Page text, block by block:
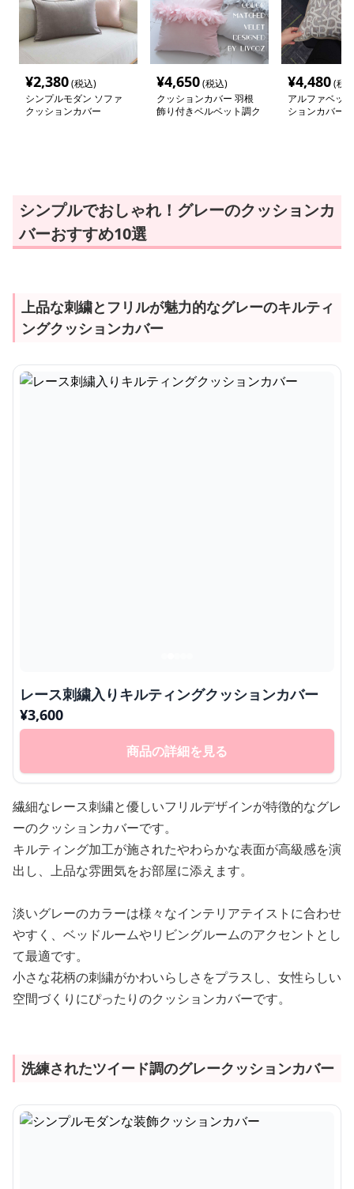
¥2,380(税込)
シンプルモダン ソファ
クッションカバー
¥4,650(税込)
クッションカバー 羽根
飾り付きベルベット調ク
¥4,480(税
アルファベッ
ションカバー
シンプルでおしゃれ！グレーのクッションカ
バーおすすめ10選
上品な刺繍とフリルが魅力的なグレーのキルティ
ングクッションカバー
レース刺繍入りキルティングクッションカバー
¥3,600
商品の詳細を見る
繊細なレース刺繍と優しいフリルデザインが特徴的なグレ
ーのクッションカバーです。
キルティング加工が施されたやわらかな表面が高級感を演
出し、上品な雰囲気をお部屋に添えます。
淡いグレーのカラーは様々なインテリアテイストに合わせ
やすく、ベッドルームやリビングルームのアクセントとし
て最適です。
小さな花柄の刺繍がかわいらしさをプラスし、女性らしい
空間づくりにぴったりのクッションカバーです。
洗練されたツイード調のグレークッションカバー